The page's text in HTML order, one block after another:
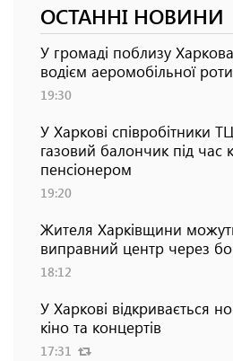
ОСТАННІ НОВИНИ
У громаді поблизу
водієм аеромобільної
19:30
У Харкові співробітники
газовий балончик під час
пенсіонером
19:20
Жителя Харківщини
виправний центр через
18:12
У Харкові відкривається
кіно та концертів
17:31